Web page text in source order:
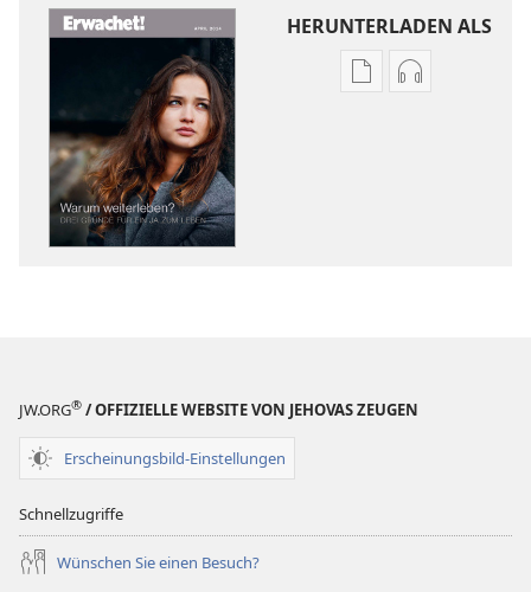
HERUNTERLADEN ALS
zum zum
JW.ORG® / OFFIZIELLE WEBSITE VON JEHOVAS ZEUGEN
Erscheinungsbild-Einstellungen
Schnellzugriffe
Wünschen Sie einen Besuch?